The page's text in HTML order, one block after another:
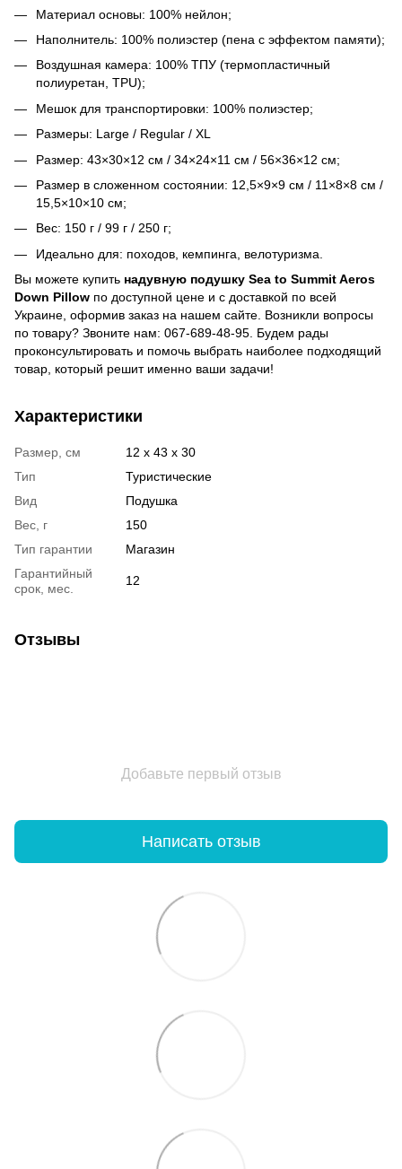
Материал основы: 100% нейлон;
Наполнитель: 100% полиэстер (пена с эффектом памяти);
Воздушная камера: 100% ТПУ (термопластичный
полиуретан, TPU);
Мешок для транспортировки: 100% полиэстер;
Размеры: Large / Regular / XL
Размер: 43×30×12 см / 34×24×11 см / 56×36×12 см;
Размер в сложенном состоянии: 12,5×9×9 см / 11×8×8 см /
15,5×10×10 см;
Вес: 150 г / 99 г / 250 г;
Идеально для: походов, кемпинга, велотуризма.
Вы можете купить надувную подушку Sea to Summit Aeros
Down Pillow по доступной цене и с доставкой по всей
Украине, оформив заказ на нашем сайте. Возникли вопросы
по товару? Звоните нам: 067-689-48-95. Будем рады
проконсультировать и помочь выбрать наиболее подходящий
товар, который решит именно ваши задачи!
Характеристики
Размер, см
12 x 43 x 30
Тип
Туристические
Вид
Подушка
Вес, г
150
Тип гарантии
Магазин
Гарантийный
срок, мес.
12
Отзывы
Добавьте первый отзыв
Написать отзыв